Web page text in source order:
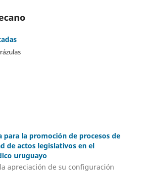
para la promoción de procesos de
de actos legislativos en el
uruguayo
apreciación de su configuración